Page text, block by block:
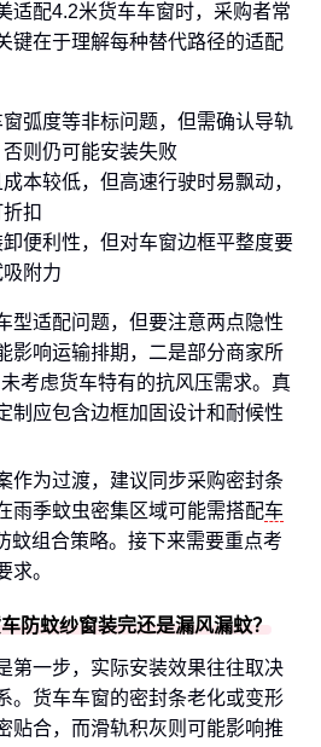
适配4.2米货车车窗时，采购者常
键在于理解每种替代路径的适配
弧度等非标问题，但需确认导轨
则仍可能安装失败
本较低，但高速行驶时易飘动，
扣
便利性，但对车窗边框平整度要
附力
型适配问题，但要注意两点隐性
影响运输排期，二是部分商家所
考虑货车特有的抗风压需求。真
制应包含边框加固设计和耐候性
作为过渡，建议同步采购密封条
雨季蚊虫密集区域可能需搭配车
蚊组合策略。接下来需要重点考
求。
防蚊纱窗装完还是漏风漏蚊？
第一步，实际安装效果往往取决
。货车车窗的密封条老化或变形
贴合，而滑轨积灰则可能影响推